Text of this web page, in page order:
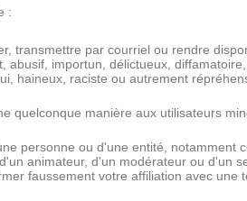
:
transmettre par courriel ou rendre
abusif, importun, délictueux,
haineux, raciste ou autrement
quelconque manière aux utilisateurs
personne ou d'une entité, notamment
animateur, d'un modérateur ou d'un
faussement votre affiliation avec une